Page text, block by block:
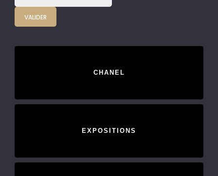
CHANEL
EXPOSITIONS